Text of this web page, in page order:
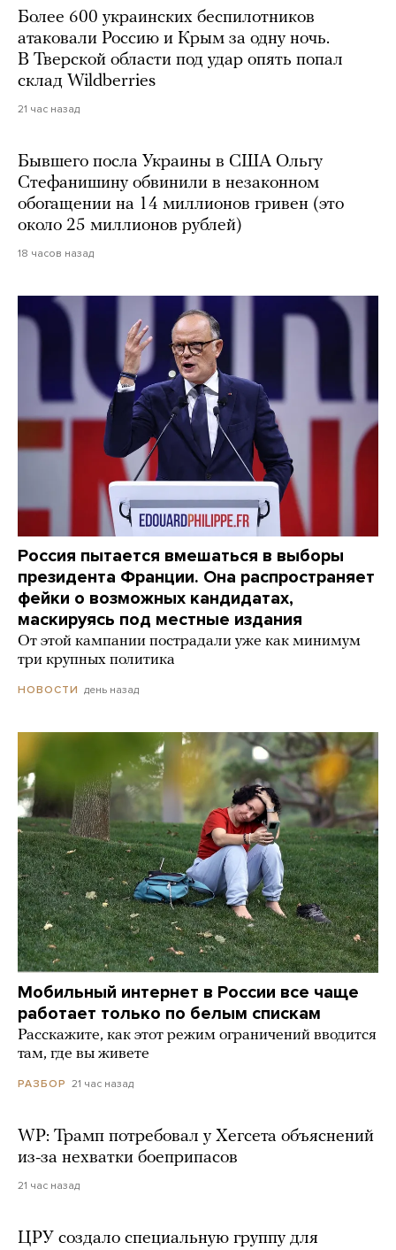
Более 600 украинских беспилотников
атаковали Россию и Крым за одну ночь.
В Тверской области под удар опять попал
склад Wildberries
21 час назад
Бывшего посла Украины в США Ольгу
Стефанишину обвинили в незаконном
обогащении на 14 миллионов гривен (это
около 25 миллионов рублей)
18 часов назад
Россия пытается вмешаться в выборы
президента Франции. Она распространяет
фейки о возможных кандидатах,
маскируясь под местные издания
От этой кампании пострадали уже как минимум
три крупных политика
НОВОСТИ день назад
Мобильный интернет в России все чаще
работает только по белым спискам
Расскажите, как этот режим ограничений вводится
там, где вы живете
РАЗБОР 21 час назад
WP: Трамп потребовал у Хегсета объяснений
из-за нехватки боеприпасов
21 час назад
ЦРУ создало специальную группу для